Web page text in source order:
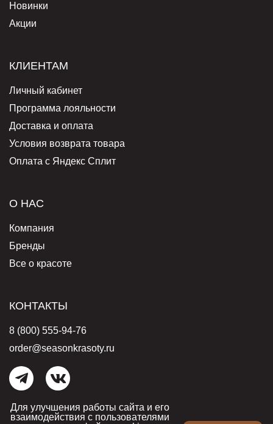
Новинки
Акции
КЛИЕНТАМ
Личный кабинет
Программа лояльности
Доставка и оплата
Условия возврата товара
Оплата с Яндекс Сплит
О НАС
Компания
Бренды
Все о красоте
КОНТАКТЫ
8 (800) 555-94-76
order@seasonkrasoty.ru
© 2006-2026 Бутик косметики «Сезон красоты». Все права защищены.
Условия обработки персональных данных.Согласие на обработку
Для улучшения работы сайта и его
взаимодействия с пользователями